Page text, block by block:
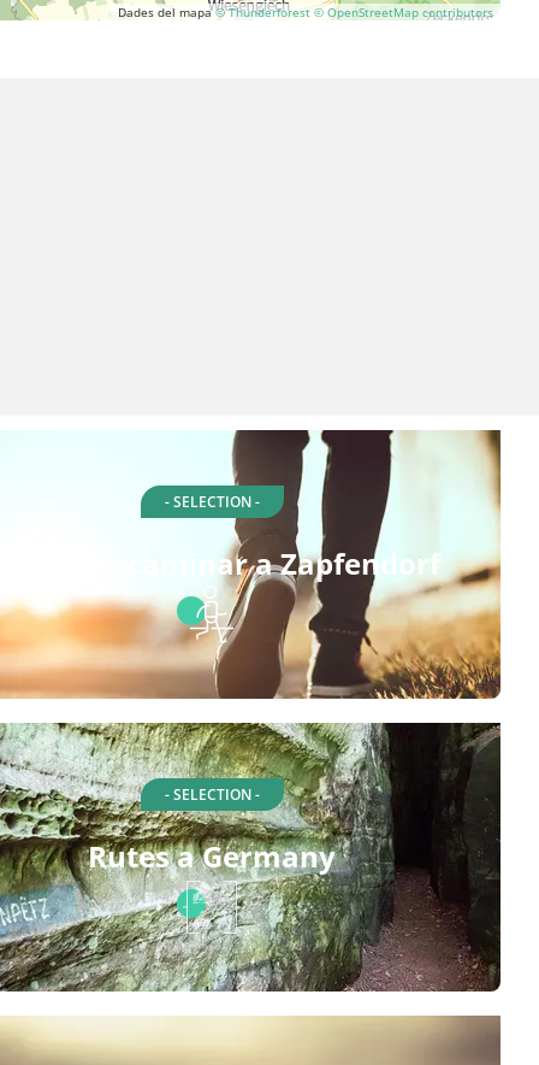
Dades del mapa© Thunderforest © OpenStreetMap contributors
- SELECTION -
per caminar a Zapfendorf
- SELECTION -
Rutes a Germany